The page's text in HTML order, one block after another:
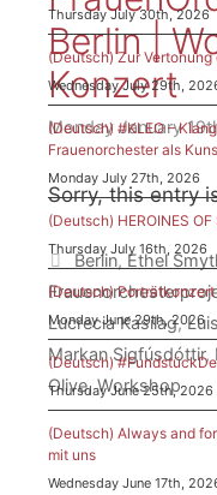
Berlin |
Konzert
Monday January
Sorry, this entry
Tags
Berlin,Ethel
Lucrecia Kasilag,
Markan Sigfúsdóttir,
Olive,Workshop
Thursday July 30th, 2026
(Deutsch) Zur
Wednesday July 29th,
(Deutsch) #KLEO –
Frauenorchester als
Monday July 27th, 2026
(Deutsch) HEROINES
Thursday July 16th, 2026
(Deutsch)
Monday June 29th, 2026
(Deutsch)
Thursday June 25th, 2026
(Deutsch) Always and
mit uns
Wednesday June 17th,